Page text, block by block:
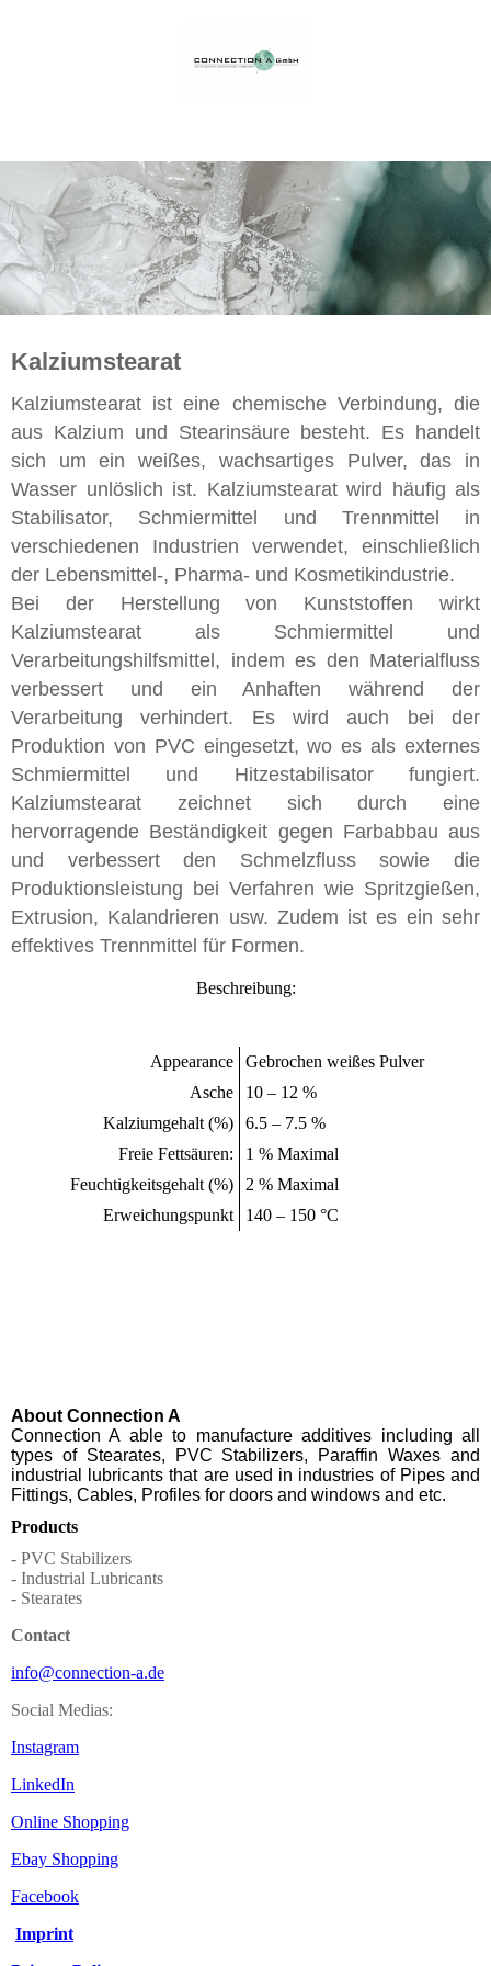
Kalziumstearat
Kalziumstearat ist eine chemische Verbindung, die
aus Kalzium und Stearinsäure besteht. Es handelt
sich um ein weißes, wachsartiges Pulver, das in
Wasser unlöslich ist. Kalziumstearat wird häufig als
Stabilisator, Schmiermittel und Trennmittel in
verschiedenen Industrien verwendet, einschließlich
der Lebensmittel-, Pharma- und Kosmetikindustrie.
Bei der Herstellung von Kunststoffen wirkt
Kalziumstearat als Schmiermittel und
Verarbeitungshilfsmittel, indem es den Materialfluss
verbessert und ein Anhaften während der
Verarbeitung verhindert. Es wird auch bei der
Produktion von PVC eingesetzt, wo es als externes
Schmiermittel und Hitzestabilisator fungiert.
Kalziumstearat zeichnet sich durch eine
hervorragende Beständigkeit gegen Farbabbau aus
und verbessert den Schmelzfluss sowie die
Produktionsleistung bei Verfahren wie Spritzgießen,
Extrusion, Kalandrieren usw. Zudem ist es ein sehr
effektives Trennmittel für Formen.
Beschreibung:
Appearance
Gebrochen weißes Pulver
Asche
10 – 12 %
Kalziumgehalt (%)
6.5 – 7.5 %
Freie Fettsäuren:
1 % Maximal
Feuchtigkeitsgehalt (%)
2 % Maximal
Erweichungspunkt
140 – 150 °C
About Connection A
Connection A able to manufacture additives including all
types of Stearates, PVC Stabilizers, Paraffin Waxes and
industrial lubricants that are used in industries of Pipes and
Fittings, Cables, Profiles for doors and windows and etc.
Products
- PVC Stabilizers
- Industrial Lubricants
- Stearates
Contact
info@connection-a.de
Social Medias:
Instagram
LinkedIn
Online Shopping
Ebay Shopping
Facebook
Imprint